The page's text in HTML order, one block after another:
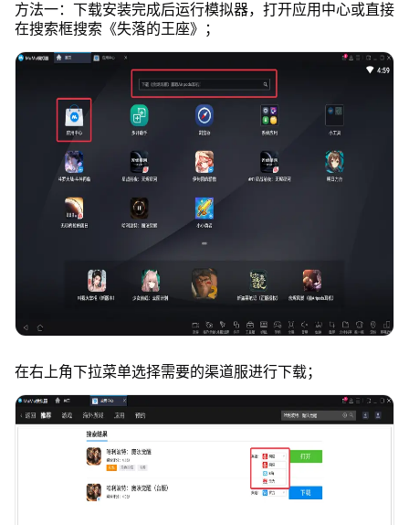
方法一：下载安装完成后运行模拟器，打开应用中心或直接
在搜索框搜索《失落的王座》；
在右上角下拉菜单选择需要的渠道服进行下载；